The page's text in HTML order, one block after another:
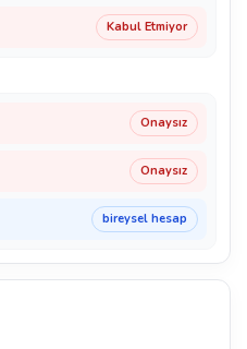
Kabul Etmiyor
Onaysız
Onaysız
bireysel hesap